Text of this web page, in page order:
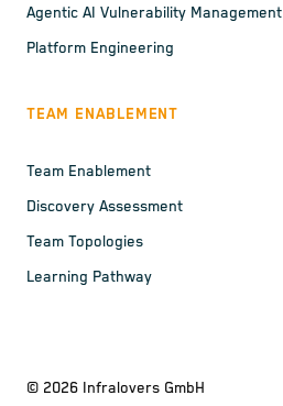
Agentic AI Vulnerability Management
Platform Engineering
TEAM ENABLEMENT
Team Enablement
Discovery Assessment
Team Topologies
Learning Pathway
© 2026 Infralovers GmbH